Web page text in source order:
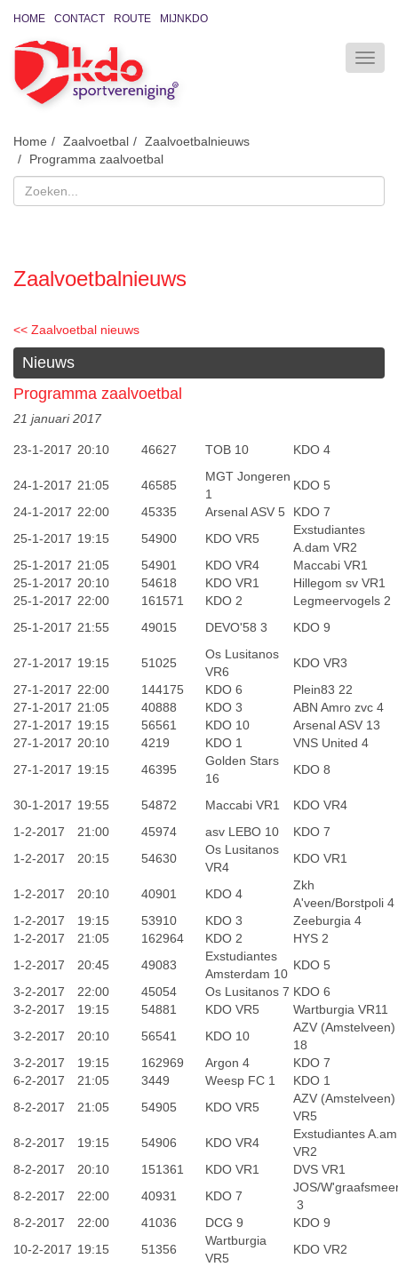
HOME CONTACT ROUTE MIJNKDO
Home Zaalvoetbal
Zaalvoetbalnieuws
Programma zaalvoetbal
Zaalvoetbalnieuws
<< Zaalvoetbal nieuws
Nieuws
Programma zaalvoetbal
21 januari 2017
23-1-2017 20:10 46627 TOB 10 KDO 4
24-1-2017 21:05 46585
MGT Jongeren
1
KDO 5
24-1-2017 22:00 45335 Arsenal ASV 5
KDO 7
25-1-2017 19:15 54900 KDO VR5
Exstudiantes
A.dam VR2
25-1-2017 21:05 54901 KDO VR4
Maccabi VR1
25-1-2017 20:10 54618 KDO VR1
Hillegom sv VR1
25-1-2017 22:00 161571 KDO 2
Legmeervogels 2
25-1-2017 21:55 49015 DEVO'58 3 KDO 9
27-1-2017 19:15 51025
Os Lusitanos
VR6
KDO VR3
27-1-2017 22:00 144175 KDO 6
Plein83 22
27-1-2017 21:05 40888 KDO 3
ABN Amro zvc 4
27-1-2017 19:15 56561 KDO 10
Arsenal ASV 13
27-1-2017 20:10 4219 KDO 1
VNS United 4
27-1-2017 19:15 46395
Golden Stars
16
KDO 8
30-1-2017 19:55 54872 Maccabi VR1
KDO VR4
1-2-2017
21:00 45974 asv LEBO 10
KDO 7
1-2-2017
20:15 54630
Os Lusitanos
VR4
KDO VR1
1-2-2017 20:10 40901 KDO 4
Zkh
A'veen/Borstpoli 4
1-2-2017
19:15 53910 KDO 3
Zeeburgia 4
1-2-2017
21:05 162964 KDO 2
HYS 2
1-2-2017
20:45 49083
Exstudiantes
Amsterdam 10
KDO 5
3-2-2017
22:00 45054 Os Lusitanos 7 KDO 6
3-2-2017
19:15 54881 KDO VR5
Wartburgia VR11
3-2-2017
20:10 56541 KDO 10
AZV (Amstelveen)
18
3-2-2017
19:15 162969 Argon 4
KDO 7
6-2-2017
21:05 3449 Weesp FC 1
KDO 1
8-2-2017
21:05 54905 KDO VR5
AZV (Amstelveen)
VR5
8-2-2017
19:15 54906 KDO VR4
Exstudiantes A.am
VR2
8-2-2017
20:10 151361 KDO VR1
DVS VR1
8-2-2017
22:00 40931 KDO 7
JOS/
3
8-2-2017
22:00 41036 DCG 9
KDO 9
10-2-2017 19:15 51356
Wartburgia
VR5
KDO VR2